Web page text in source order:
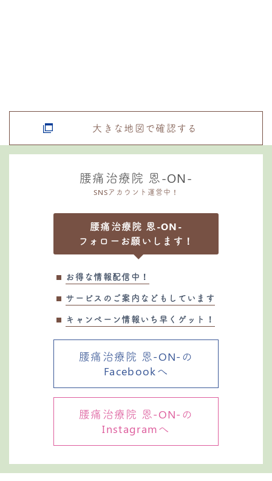
大きな地図で確認する
腰痛治療院 恩-ON-
SNSアカウント運営中！
腰痛治療院 恩-ON-
フォローお願いします！
お得な情報配信中！
サービスのご案内などもしています
キャンペーン情報いち早くゲット！
腰痛治療院 恩-ON-の
Facebookへ
腰痛治療院 恩-ON-の
Instagramへ